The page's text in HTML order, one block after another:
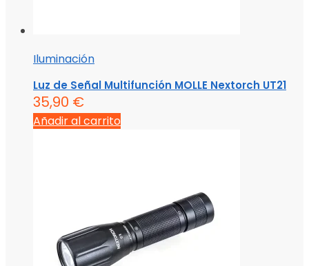
Iluminación
Luz de Señal Multifunción MOLLE Nextorch UT21
35,90 €
Añadir al carrito